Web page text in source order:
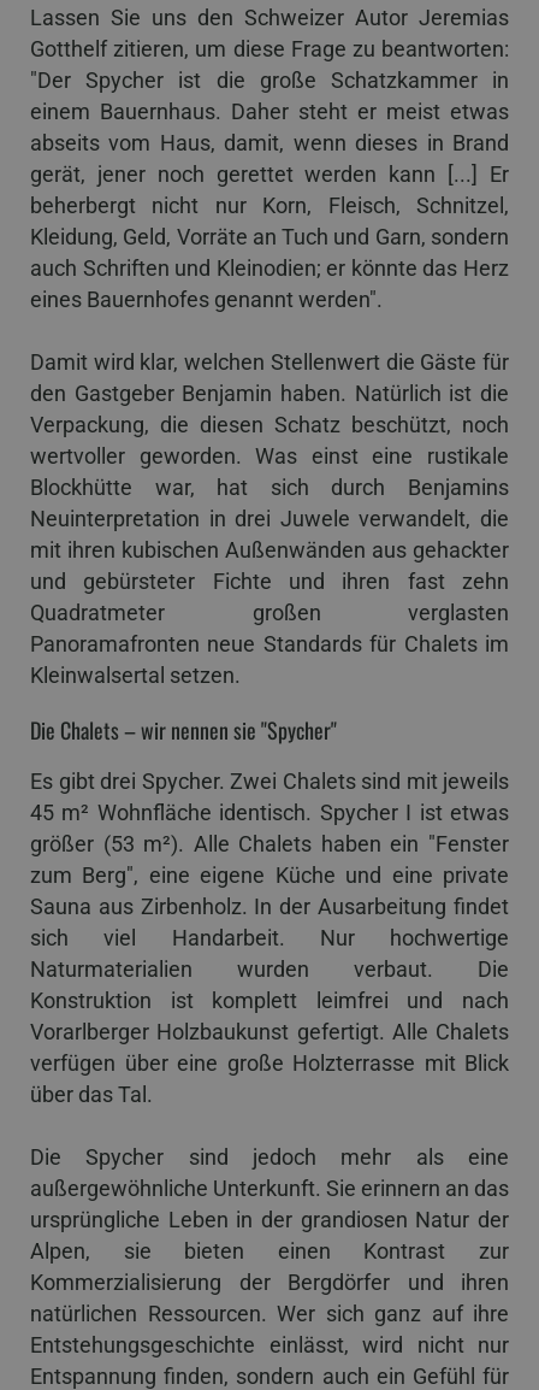
Lassen Sie uns den Schweizer Autor Jeremias
Gotthelf zitieren, um diese Frage zu beantworten:
"Der Spycher ist die große Schatzkammer in
einem Bauernhaus. Daher steht er meist etwas
abseits vom Haus, damit, wenn dieses in Brand
gerät, jener noch gerettet werden kann [...] Er
beherbergt nicht nur Korn, Fleisch, Schnitzel,
Kleidung, Geld, Vorräte an Tuch und Garn, sondern
auch Schriften und Kleinodien; er könnte das Herz
eines Bauernhofes genannt werden".
Damit wird klar, welchen Stellenwert die Gäste für
den Gastgeber Benjamin haben. Natürlich ist die
Verpackung, die diesen Schatz beschützt, noch
wertvoller geworden. Was einst eine rustikale
Blockhütte war, hat sich durch Benjamins
Neuinterpretation in drei Juwele verwandelt, die
mit ihren kubischen Außenwänden aus gehackter
und gebürsteter Fichte und ihren fast zehn
Quadratmeter großen verglasten
Panoramafronten neue Standards für Chalets im
Kleinwalsertal setzen.
Die Chalets – wir nennen sie "Spycher"
Es gibt drei Spycher. Zwei Chalets sind mit jeweils
45 m² Wohnfläche identisch. Spycher I ist etwas
größer (53 m²). Alle Chalets haben ein "Fenster
zum Berg", eine eigene Küche und eine private
Sauna aus Zirbenholz. In der Ausarbeitung findet
sich viel Handarbeit. Nur hochwertige
Naturmaterialien wurden verbaut. Die
Konstruktion ist komplett leimfrei und nach
Vorarlberger Holzbaukunst gefertigt. Alle Chalets
verfügen über eine große Holzterrasse mit Blick
über das Tal.
Die Spycher sind jedoch mehr als eine
außergewöhnliche Unterkunft. Sie erinnern an das
ursprüngliche Leben in der grandiosen Natur der
Alpen, sie bieten einen Kontrast zur
Kommerzialisierung der Bergdörfer und ihren
natürlichen Ressourcen. Wer sich ganz auf ihre
Entstehungsgeschichte einlässt, wird nicht nur
Entspannung finden, sondern auch ein Gefühl für